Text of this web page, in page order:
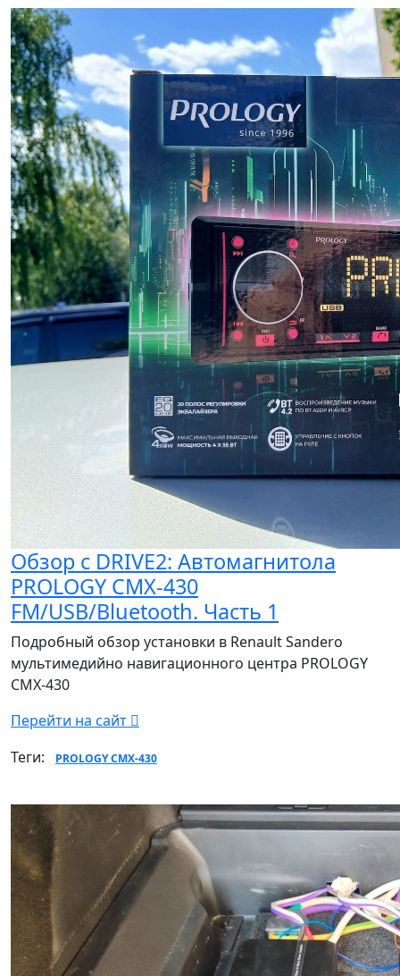
Обзор с DRIVE2: Автомагнитола
PROLOGY CMX-430
FM/USB/Bluetooth. Часть 1
Подробный обзор установки в Renault Sandero
мультимедийно навигационного центра PROLOGY
CMX-430
Перейти на сайт
Теги:
PROLOGY CMX-430